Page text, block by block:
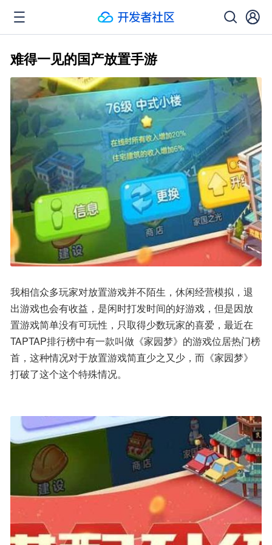
难得一见的国产放置手游
我相信众多玩家对放置游戏并不陌生，休闲经营模拟，退
出游戏也会有收益，是闲时打发时间的好游戏，但是因放
置游戏简单没有可玩性，只取得少数玩家的喜爱，最近在
TAPTAP排行榜中有一款叫做《家园梦》的游戏位居热门榜
首，这种情况对于放置游戏简直少之又少，而《家园梦》
打破了这个这个特殊情况。